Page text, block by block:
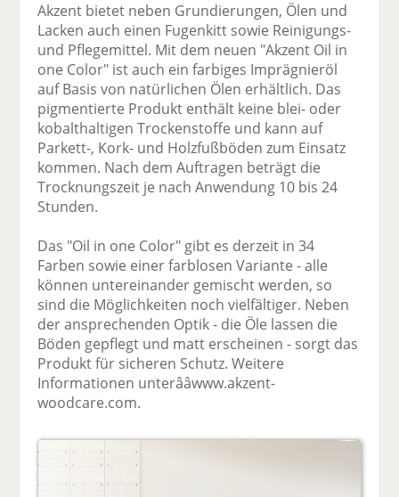
Akzent bietet neben Grundierungen, Ölen und
Lacken auch einen Fugenkitt sowie Reinigungs-
und Pflegemittel. Mit dem neuen "Akzent Oil in
one Color" ist auch ein farbiges Imprägnieröl
auf Basis von natürlichen Ölen erhältlich. Das
pigmentierte Produkt enthält keine blei- oder
kobalthaltigen Trockenstoffe und kann auf
Parkett-, Kork- und Holzfußböden zum Einsatz
kommen. Nach dem Auftragen beträgt die
Trocknungszeit je nach Anwendung 10 bis 24
Stunden.
Das "Oil in one Color" gibt es derzeit in 34
Farben sowie einer farblosen Variante - alle
können untereinander gemischt werden, so
sind die Möglichkeiten noch vielfältiger. Neben
der ansprechenden Optik - die Öle lassen die
Böden gepflegt und matt erscheinen - sorgt das
Produkt für sicheren Schutz. Weitere
Informationen unterââwww.akzent-
woodcare.com.